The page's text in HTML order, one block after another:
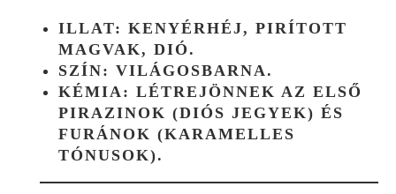
ILLAT: KENYÉRHÉJ, PIRÍTOTT
MAGVAK, DIÓ.
SZÍN: VILÁGOSBARNA.
KÉMIA: LÉTREJÖNNEK AZ ELSŐ
PIRAZINOK (DIÓS JEGYEK) ÉS
FURÁNOK (KARAMELLES
TÓNUSOK).